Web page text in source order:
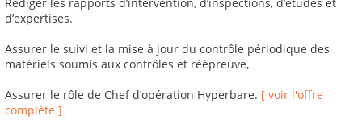
d’expertises.
Assurer le suivi et la mise à jour du contrôle périodique des
matériels soumis aux contrôles et réépreuve,
Assurer le rôle de Chef d’opération Hyperbare. [ voir l'offre
complète ]